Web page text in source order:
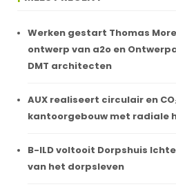
Werken gestart Thomas
ontwerp van a2o en
DMT architecten
AUX realiseert circulair en
kantoorgebouw met radiale
B-ILD voltooit Dorpshuis
van het dorpsleven